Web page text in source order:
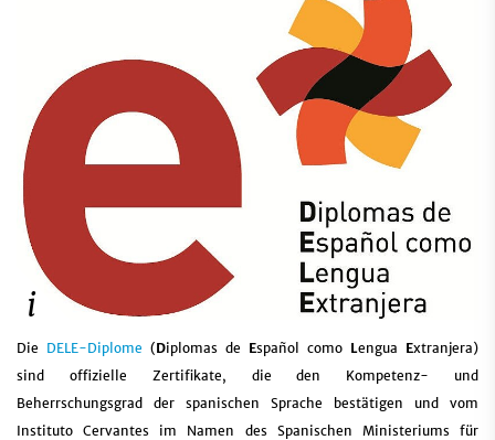
Die DELE-Diplome (Diplomas de Español como Lengua Extranjera)
sind offizielle Zertifikate, die den Kompetenz- und
Beherrschungsgrad der spanischen Sprache bestätigen und vom
Instituto Cervantes im Namen des Spanischen Ministeriums für